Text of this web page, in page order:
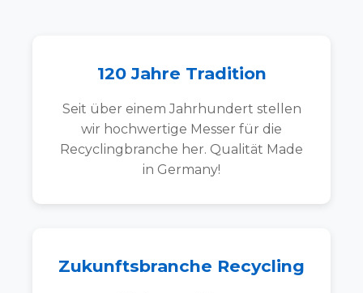
120 Jahre Tradition
Seit über einem Jahrhundert stellen
wir hochwertige Messer für die
Recyclingbranche her. Qualität Made
in Germany!
Zukunftsbranche Recycling